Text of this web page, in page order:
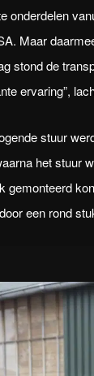
onderdelen
Maar
stond de
ervaring”,
stuur
het stuur
gemonteerd
een rond